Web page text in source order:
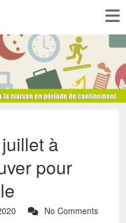
à
pour
No Comments